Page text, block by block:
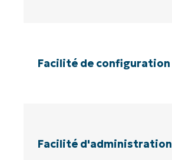
Facilité de configuration
Facilité d'administration